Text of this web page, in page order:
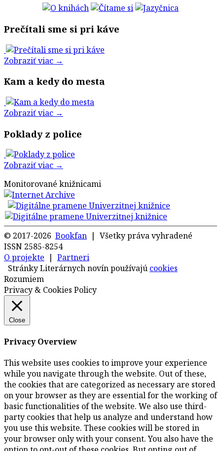
Prečítali sme si pri káve
Zobraziť viac →
Kam a kedy do mesta
Zobraziť viac →
Poklady z police
Zobraziť viac →
Monitorované knižnicami
© 2017-2026 Bookfan | Všetky práva vyhradené
ISSN 2585-8254
O projekte | Partneri
Stránky Literárnych novín používajú cookies
Rozumiem
Privacy & Cookies Policy
Close
Privacy Overview
This website uses cookies to improve your experience
while you navigate through the website. Out of these,
the cookies that are categorized as necessary are stored
on your browser as they are essential for the working of
basic functionalities of the website. We also use third-
party cookies that help us analyze and understand how
you use this website. These cookies will be stored in
your browser only with your consent. You also have the